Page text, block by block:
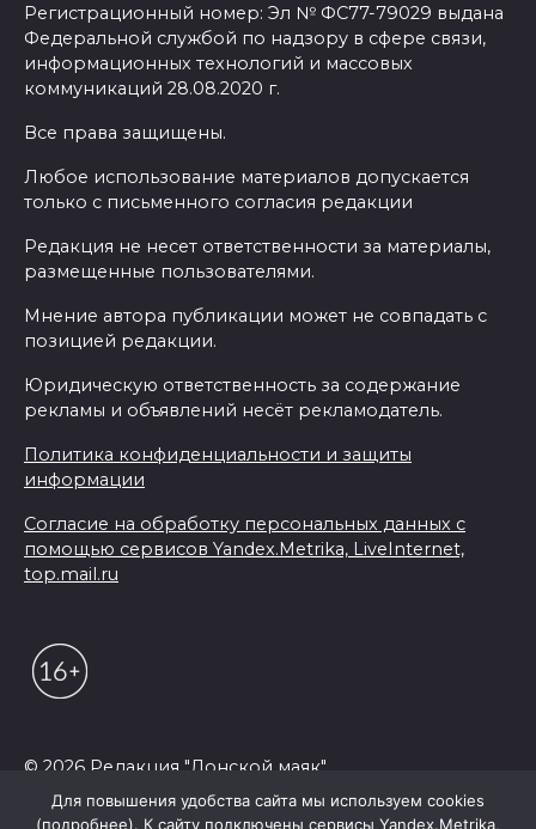
Регистрационный номер: Эл № ФС77-79029 выдана
Федеральной службой по надзору в сфере связи,
информационных технологий и массовых
коммуникаций 28.08.2020 г.
Все права защищены.
Любое использование материалов допускается
только с письменного согласия редакции
Редакция не несет ответственности за материалы,
размещенные пользователями.
Мнение автора публикации может не совпадать с
позицией редакции.
Юридическую ответственность за содержание
рекламы и объявлений несёт рекламодатель.
Политика конфиденциальности и защиты
информации
Согласие на обработку персональных данных с
помощью сервисов Yandex.Metrika, LiveInternet,
top.mail.ru
© 2026 Редакция "Донской маяк"
Для повышения удобства сайта мы используем cookies
(подробнее). К сайту подключены сервисы Yandex.Metrika,